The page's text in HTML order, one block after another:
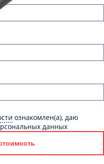
ознакомлен(а), даю
данных